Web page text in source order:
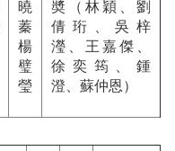
曉
蓁
楊
璧
瑩
奬（林穎、劉
倩珩、吳梓
瀅、王嘉傑、
徐奕筠、鍾
澄、蘇仲恩）